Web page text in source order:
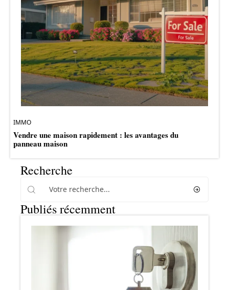
IMMO
Vendre une maison rapidement : les avantages du
panneau maison
Recherche
Publiés récemment